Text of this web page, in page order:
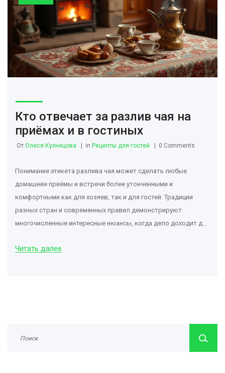
Кто отвечает за разлив чая на
приёмах и в гостиных
От Олеся Кузнецова in Рецепты для гостей 0 Comments
Понимание этикета разлива чая может сделать любые
домашние приёмы и встречи более утонченными и
комфортными как для хозяев, так и для гостей. Традиции
разных стран и современных правил демонстрируют
многочисленные интересные нюансы, когда дело доходит до
этого вопроса, от исторических корней традиций до
Читать далее